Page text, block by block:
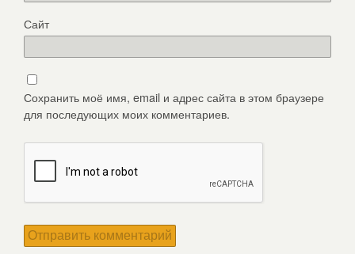
Сайт
Сохранить моё имя, email и адрес сайта в этом браузере
для последующих моих комментариев.